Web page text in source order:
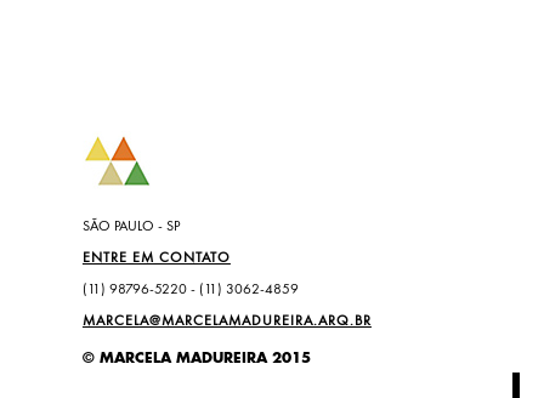
SÃO PAULO - SP
ENTRE EM CONTATO
(11) 98796-5220 - (11) 3062-4859
MARCELA@MARCELAMADUREIRA.ARQ.BR
© MARCELA MADUREIRA 2015